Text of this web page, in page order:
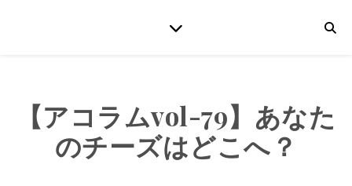
【アコラムvol-79】あなた
のチーズはどこへ？